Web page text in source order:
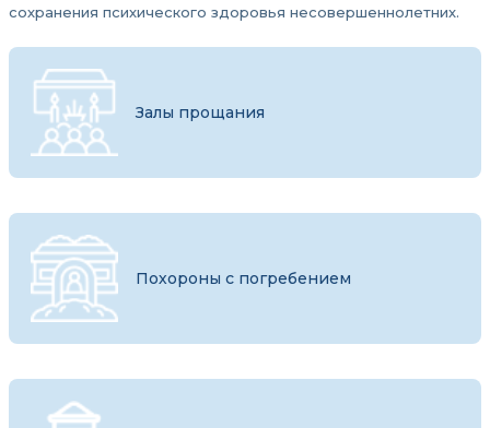
сохранения психического здоровья несовершеннолетних.
Залы прощания
Похороны с погребением